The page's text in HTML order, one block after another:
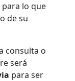
lo que
de su
consulta o
será
para ser